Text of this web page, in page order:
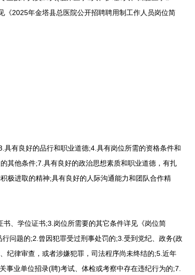
《2025年金塔县总医院公开招聘聘用制工作人员岗位简
有良好的品行和职业道德;4.具有岗位所需的资格条件和
其他条件;7.具有良好的政治思想素质和职业道德，有扎
极进取的精神;具有良好的人际沟通能力和团队合作精
、学位证书;3.岗位所需要的其它条件详见《岗位简
问题的;2.曾因犯罪受过刑事处罚的;3.受到党纪、政务(政
纪律审查，或者涉嫌犯罪，司法程序尚未终结的;5.近年
业单位招录(聘)考试、体检或考察中存在违纪行为的;7.